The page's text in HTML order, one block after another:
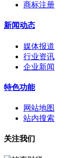
商标注册
新闻动态
媒体报道
行业资讯
企业新闻
特色功能
网站地图
站内搜索
关注我们